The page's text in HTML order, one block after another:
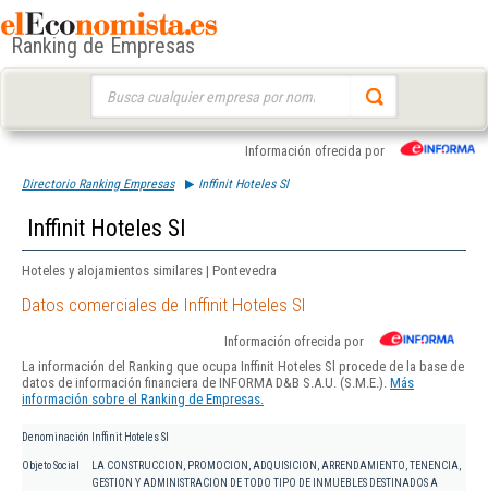
Ranking de Empresas
Información ofrecida por
Directorio Ranking Empresas Inffinit Hoteles Sl
Inffinit Hoteles Sl
Hoteles y alojamientos similares | Pontevedra
Datos comerciales de Inffinit Hoteles Sl
Información ofrecida por
La información del Ranking que ocupa Inffinit Hoteles Sl procede de la base de
datos de información financiera de INFORMA D&B S.A.U. (S.M.E.). Más
información sobre el Ranking de Empresas.
Denominación Inffinit Hoteles Sl
Objeto Social
LA CONSTRUCCION, PROMOCION, ADQUISICION, ARRENDAMIENTO, TENENCIA,
GESTION Y ADMINISTRACION DE TODO TIPO DE INMUEBLES DESTINADOS A